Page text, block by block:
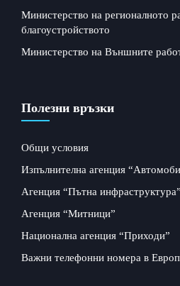
Министерство на регионалното
благоустройството
Министерство на Външните
Полезни връзки
Общи условия
Изпълнителна агенция
Агенция “Пътна инфраструктура”
Агенция “Митници”
Национална агенция “Приходи”
Важни телефонни номера в